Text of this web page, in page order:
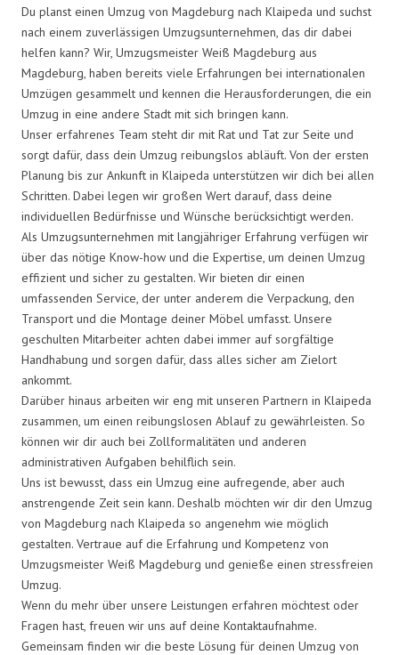
Du planst einen Umzug von Magdeburg nach Klaipeda und suchst
nach einem zuverlässigen Umzugsunternehmen, das dir dabei
helfen kann? Wir, Umzugsmeister Weiß Magdeburg aus
Magdeburg, haben bereits viele Erfahrungen bei internationalen
Umzügen gesammelt und kennen die Herausforderungen, die ein
Umzug in eine andere Stadt mit sich bringen kann.
Unser erfahrenes Team steht dir mit Rat und Tat zur Seite und
sorgt dafür, dass dein Umzug reibungslos abläuft. Von der ersten
Planung bis zur Ankunft in Klaipeda unterstützen wir dich bei allen
Schritten. Dabei legen wir großen Wert darauf, dass deine
individuellen Bedürfnisse und Wünsche berücksichtigt werden.
Als Umzugsunternehmen mit langjähriger Erfahrung verfügen wir
über das nötige Know-how und die Expertise, um deinen Umzug
effizient und sicher zu gestalten. Wir bieten dir einen
umfassenden Service, der unter anderem die Verpackung, den
Transport und die Montage deiner Möbel umfasst. Unsere
geschulten Mitarbeiter achten dabei immer auf sorgfältige
Handhabung und sorgen dafür, dass alles sicher am Zielort
ankommt.
Darüber hinaus arbeiten wir eng mit unseren Partnern in Klaipeda
zusammen, um einen reibungslosen Ablauf zu gewährleisten. So
können wir dir auch bei Zollformalitäten und anderen
administrativen Aufgaben behilflich sein.
Uns ist bewusst, dass ein Umzug eine aufregende, aber auch
anstrengende Zeit sein kann. Deshalb möchten wir dir den Umzug
von Magdeburg nach Klaipeda so angenehm wie möglich
gestalten. Vertraue auf die Erfahrung und Kompetenz von
Umzugsmeister Weiß Magdeburg und genieße einen stressfreien
Umzug.
Wenn du mehr über unsere Leistungen erfahren möchtest oder
Fragen hast, freuen wir uns auf deine Kontaktaufnahme.
Gemeinsam finden wir die beste Lösung für deinen Umzug von